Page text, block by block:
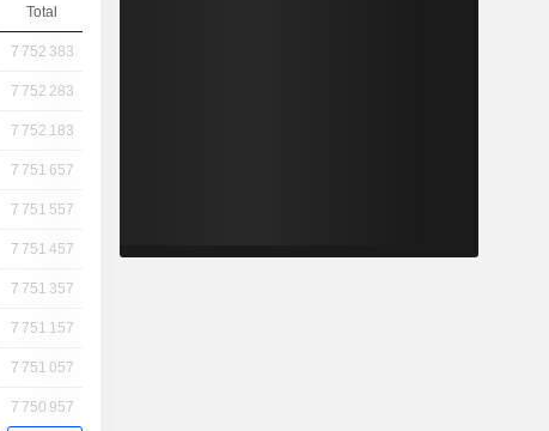
Total
7 752 383
7 752 283
7 752 183
7 751 657
7 751 557
7 751 457
7 751 357
7 751 157
7 751 057
7 750 957